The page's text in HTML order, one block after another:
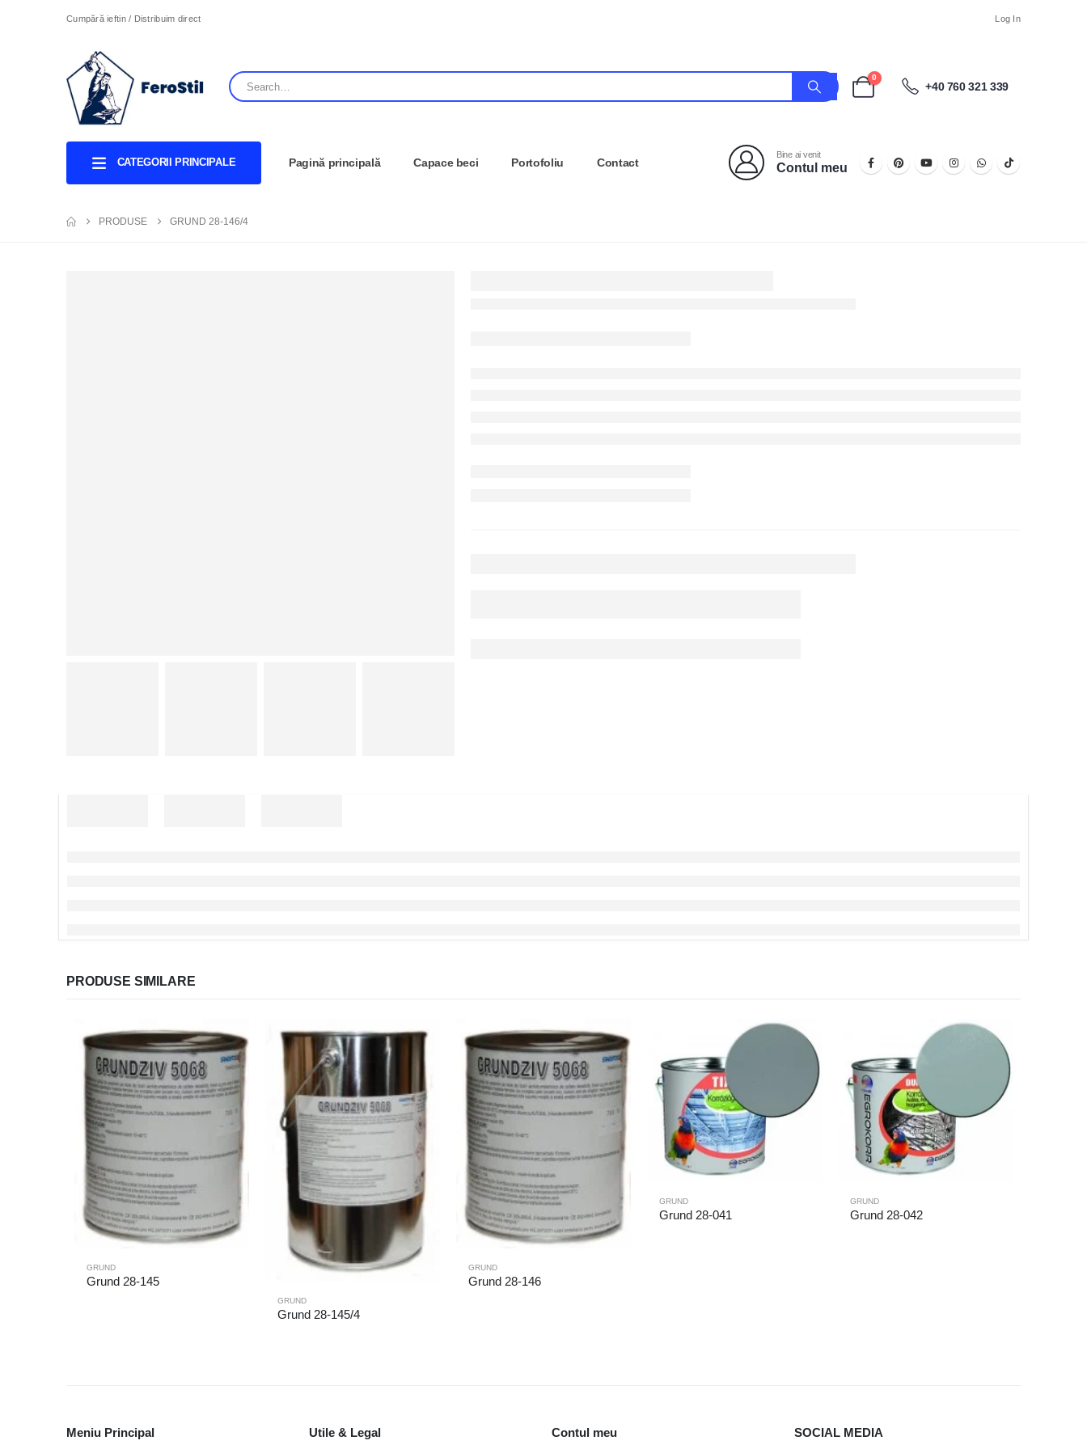
Cumpără ieftin / Distribuim direct Log In
0
+40 760 321 339
CATEGORII PRINCIPALE Pagină principală Capace beci Portofoliu Contact
Bine ai venit
Contul meu
PRODUSE GRUND 28-146/4
PRODUSE SIMILARE
GRUND
Grund 28-145
GRUND
Grund 28-145/4
GRUND
Grund 28-146
GRUND
Grund 28-041
GRUND
Grund 28-042
Meniu Principal Utile & Legal Contul meu SOCIAL MEDIA